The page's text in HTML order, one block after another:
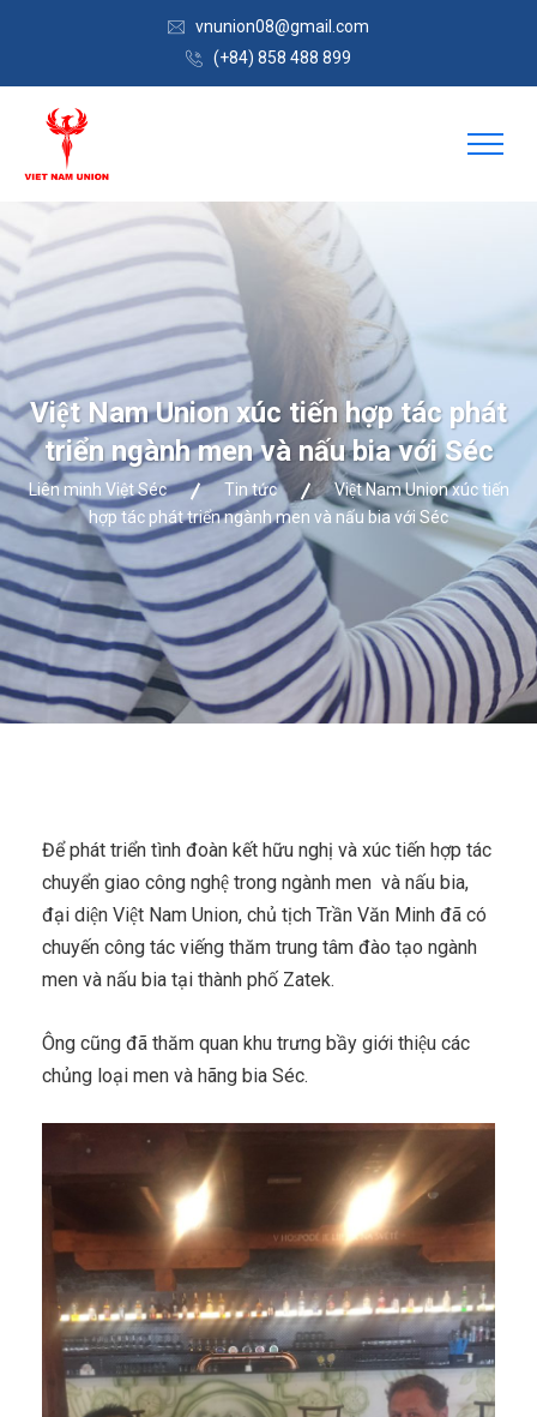
vnunion08@gmail.com
(+84) 858 488 899
Việt Nam Union xúc tiến hợp tác phát
triển ngành men và nấu bia với Séc
Liên minh Việt Séc Tin tức
Việt Nam Union xúc tiến
hợp tác phát triển ngành men và nấu bia với Séc
Để phát triển tình đoàn kết hữu nghị và xúc tiến hợp tác
chuyển giao công nghệ trong ngành men và nấu bia,
đại diện Việt Nam Union, chủ tịch Trần Văn Minh đã có
chuyến công tác viếng thăm trung tâm đào tạo ngành
men và nấu bia tại thành phố Zatek.
Ông cũng đã thăm quan khu trưng bầy giới thiệu các
chủng loại men và hãng bia Séc.